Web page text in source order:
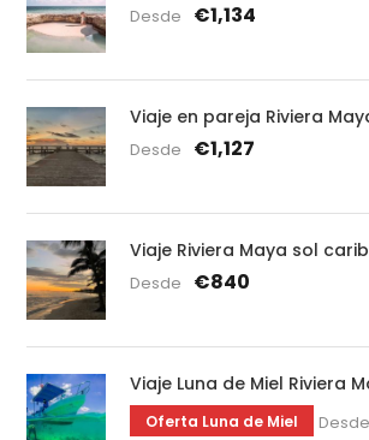
Desde €1,134
Viaje en pareja Riviera
Desde €1,127
Viaje Riviera Maya sol
Desde €840
Viaje Luna de Miel Riviera
Oferta Luna de Miel Desde